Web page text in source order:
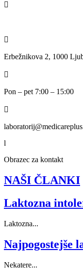


Erbežnikova 2, 1000

Pon – pet 7:00 – 15:00

l
Obrazec za kontakt
NAŠI ČLANKI
Laktozna
Laktozna...
Najpogostejše
Nekatere...